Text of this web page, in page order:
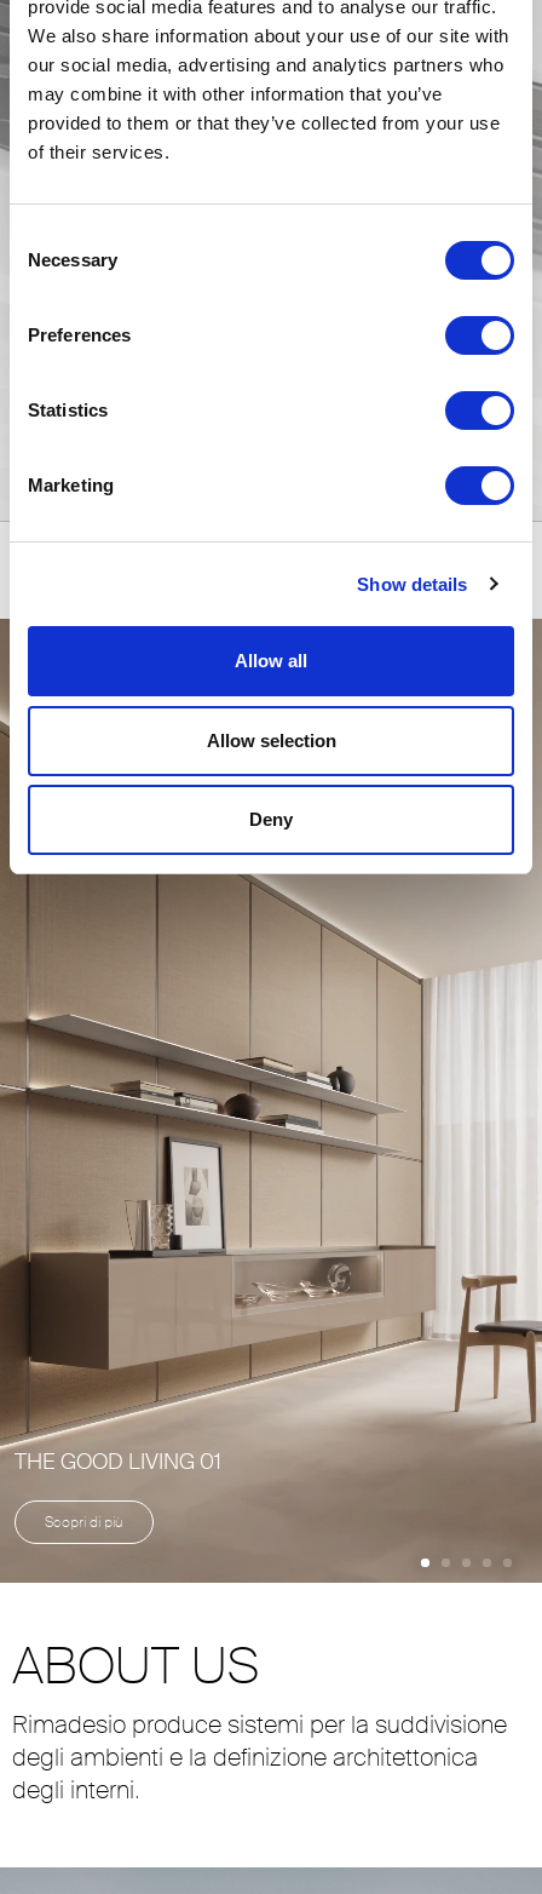
provide social media features and to analyse our traffic.
We also share information about your use of our site with
our social media, advertising and analytics partners who
may combine it with other information that you’ve
provided to them or that they’ve collected from your use
of their services.
Selection
Necessary
Preferences
Statistics
Marketing
Show details
Allow all
Allow selection
Deny
Unmute Settings
MAXI
THE GOOD LIVING 01
Scopri di più
ABOUT US
Rimadesio produce sistemi per la suddivisione
degli ambienti e la definizione architettonica
degli interni.